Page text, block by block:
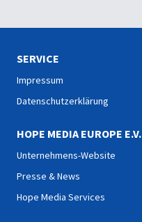
SERVICE
Impressum
Datenschutzerklärung
HOPE MEDIA EUROPE E.V.
Unternehmens-Website
Presse & News
Hope Media Services